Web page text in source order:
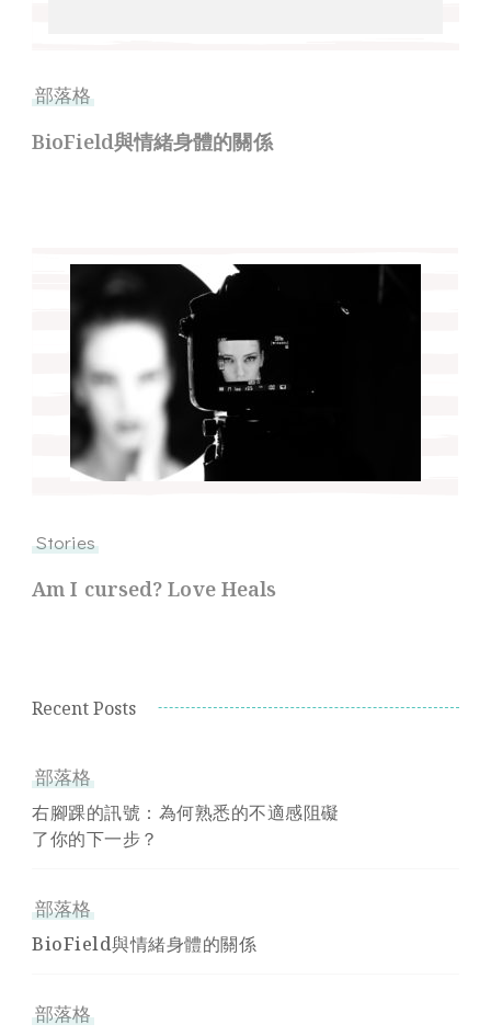
部落格
BioField與情緒身體的關係
Stories
Am I cursed? Love Heals
Recent Posts
部落格
右腳踝的訊號：為何熟悉的不適感阻礙
了你的下一步？
部落格
BioField與情緒身體的關係
部落格